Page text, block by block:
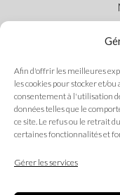
Afin d'offrir les meilleures
les cookies pour stocker et/
consentement à l'utilisation
données telles que le
ce site. Le refus ou le retrait
certaines fonctionnalités et
Gérer les services